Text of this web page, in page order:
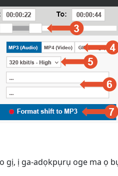
gị, ị ga-adọkpụrụ oge ma ọ